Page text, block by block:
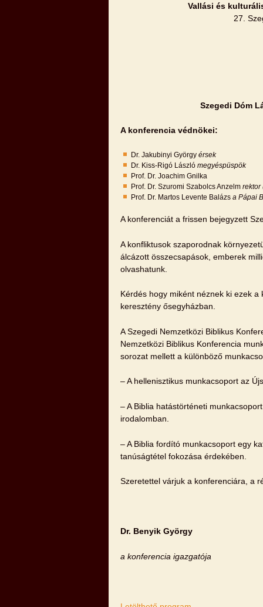
Vallási és
27.
Szegedi Dóm
A konferencia védnökei:
Dr. Jakubinyi György érsek
Dr. Kiss-Rigó László megyéspüspök
Prof. Dr. Joachim Gnilka
Prof. Dr. Szuromi Szabolcs Anzelm rektor
Prof. Dr. Martos Levente Balázs a Pápai
A konferenciát a frissen bejegyzett
A konfliktusok szaporodnak
álcázott összecsapások, emberek
olvashatunk.
Kérdés hogy miként néznek ki ezek
keresztény ősegyházban.
A Szegedi Nemzetközi Biblikus
Nemzetközi Biblikus Konferencia
sorozat mellett a különböző
– A hellenisztikus munkacsoport az
– A Biblia hatástörténeti
irodalomban.
– A Biblia fordító munkacsoport egy
tanúságtétel fokozása érdekében.
Szeretettel várjuk a konferenciára, a
Dr. Benyik György
a konferencia igazgatója